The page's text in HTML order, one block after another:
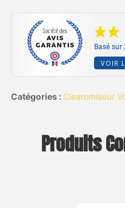
Basé sur
VOIR
Catégories : Clearomiseur
Produits